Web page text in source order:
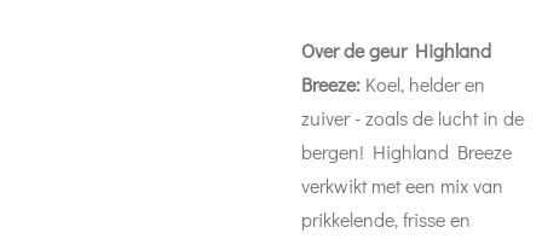
Over de geur Highland
Breeze: Koel, helder en
zuiver - zoals de lucht in de
bergen! Highland Breeze
verkwikt met een mix van
prikkelende, frisse en